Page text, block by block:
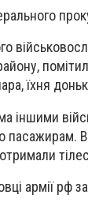
їхня
іншими
пасажирам.
армії рф